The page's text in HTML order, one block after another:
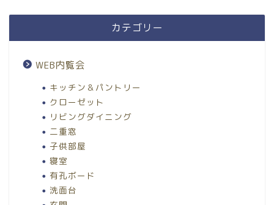
カテゴリー
WEB内覧会
キッチン＆パントリー
クローゼット
リビングダイニング
二重窓
子供部屋
寝室
有孔ボード
洗面台